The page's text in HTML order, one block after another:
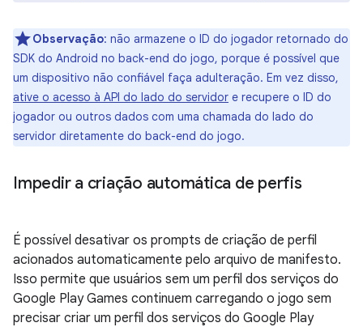
Observação: não armazene o ID do jogador retornado do
SDK do Android no back-end do jogo, porque é possível que
um dispositivo não confiável faça adulteração. Em vez disso,
ative o acesso à API do lado do servidor e recupere o ID do
jogador ou outros dados com uma chamada do lado do
servidor diretamente do back-end do jogo.
Impedir a criação automática de perfis
É possível desativar os prompts de criação de perfil
acionados automaticamente pelo arquivo de manifesto.
Isso permite que usuários sem um perfil dos serviços do
Google Play Games continuem carregando o jogo sem
precisar criar um perfil dos serviços do Google Play